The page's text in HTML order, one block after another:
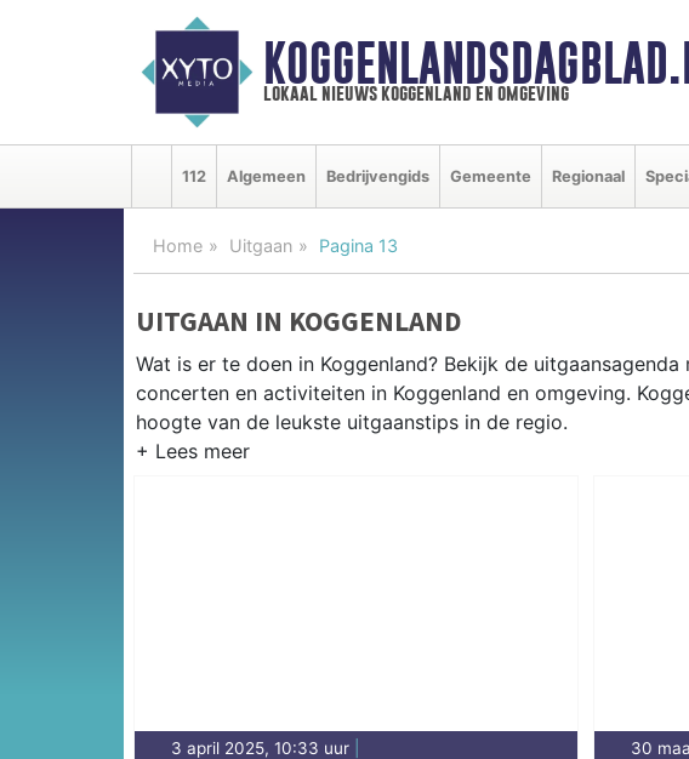
lokaal nieuws koggenland en omgeving
112 Algemeen Bedrijvengids Gemeente Regionaal
Home Uitgaan Pagina 13
UITGAAN IN KOGGENLAND
Wat is er te doen in Koggenland? Bekijk de
concerten en activiteiten in Koggenland en omgeving.
hoogte van de leukste uitgaanstips in de regio.
Van markten en culturele evenementen tot muziekfestivals
3 april 2025, 10:33 uur 30